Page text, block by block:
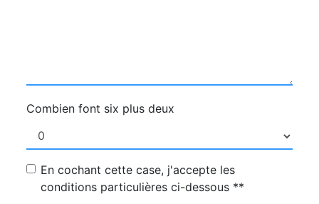
Combien font six plus deux
En cochant cette case, j'accepte les
conditions particulières ci-dessous **